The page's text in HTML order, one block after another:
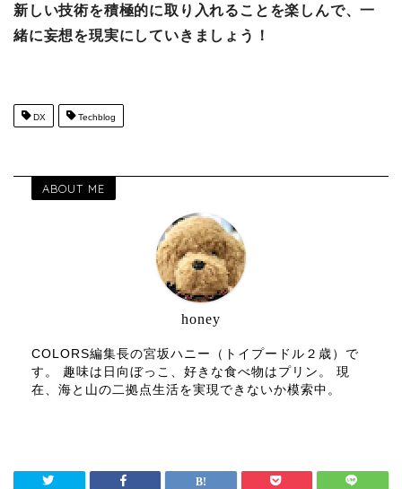
新しい技術を積極的に取り入れることを楽しんで、一
緒に妄想を現実にしていきましょう！
DX Techblog
ABOUT ME
honey
COLORS編集長の宮坂ハニー（トイプードル２歳）で
す。 趣味は日向ぼっこ、好きな食べ物はプリン。 現
在、海と山の二拠点生活を実現できないか模索中。